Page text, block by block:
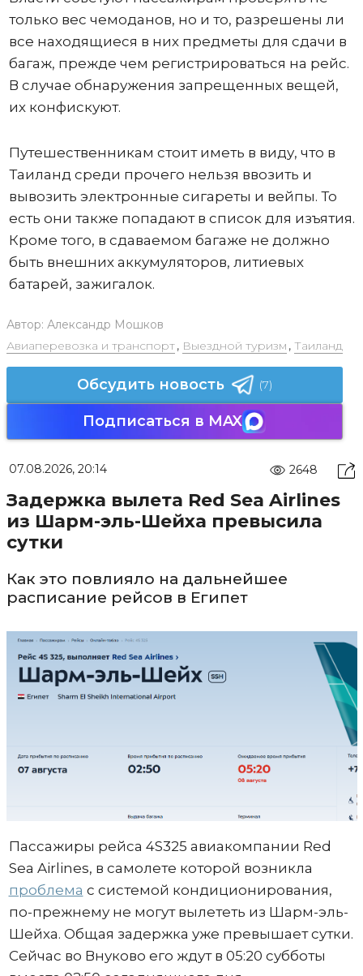
только вес чемоданов, но и то, разрешены ли
все находящиеся в них предметы для сдачи в
багаж, прежде чем регистрироваться на рейс.
В случае обнаружения запрещенных вещей,
их конфискуют.
Путешественникам стоит иметь в виду, что в
Таиланд среди прочего нельзя ввозить и
вывозить электронные сигареты и вейпы. То
есть они также попадают в список для изъятия.
Кроме того, в сдаваемом багаже не должно
быть внешних аккумуляторов, литиевых
батарей, зажигалок.
Автор: Александр Мошков
Авиаперевозка и транспорт, Выездной туризм , Таиланд
Обсудить новость (7)
Подписаться в MAX
07.08.2026, 20:14 2648
Задержка вылета Red Sea Airlines
из Шарм-эль-Шейха превысила
сутки
Как это повлияло на дальнейшее
расписание рейсов в Египет
Пассажиры рейса 4S325 авиакомпании Red
Sea Airlines, в самолете которой возникла
проблема с системой кондиционирования,
по-прежнему не могут вылететь из Шарм-эль-
Шейха. Общая задержка уже превышает сутки.
Сейчас во Внуково его ждут в 05:20 субботы